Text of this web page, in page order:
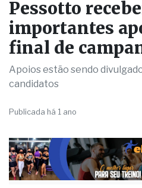
ELEIÇÕES 2024
Rodrigo
Pessotto
importantes
final de
Apoios estão sendo
Publicada há 1 ano